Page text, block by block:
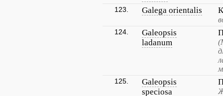
123. Galega orientalis
124.
Galeopsis
ladanum
125.
Galeopsis
speciosa